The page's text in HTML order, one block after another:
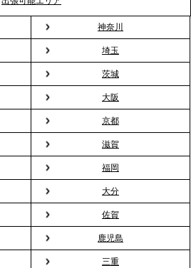
た
内｜入社式の“そのまま懇親
新入社員の交流を支える『オフ
いう新しい活用法
ッチ9」で、2ndTable「室内花
た
内｜2026年、春の親睦は「花
福利厚生としても注目され
神奈川
埼玉
茨城
大阪
京都
滋賀
福岡
大分
佐賀
鹿児島
三重